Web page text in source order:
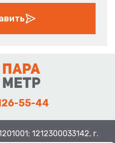
55-44
1212300033142, г.